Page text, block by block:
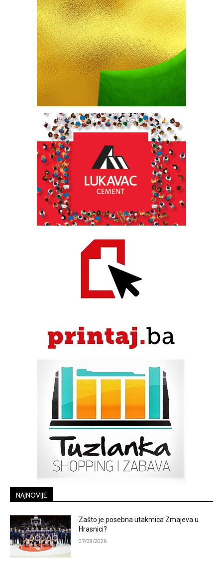
NAJNOVIJE
Zašto je posebna utakmica Zmajeva u
Hrasnici?
07/08/2026